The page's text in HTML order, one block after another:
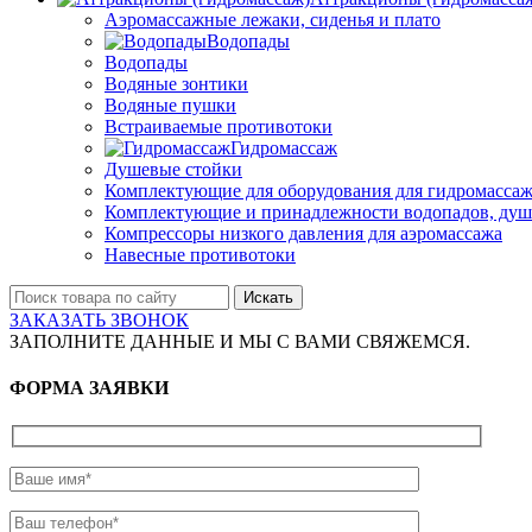
Аэромассажные лежаки, сиденья и плато
Водопады
Водопады
Водяные зонтики
Водяные пушки
Встраиваемые противотоки
Гидромассаж
Душевые стойки
Комплектующие для оборудования для
Комплектующие и принадлежности водопадов,
Компрессоры низкого давления для аэромассажа
Навесные противотоки
Искать
ЗАКАЗАТЬ ЗВОНОК
ЗАПОЛНИТЕ ДАННЫЕ И МЫ С ВАМИ СВЯЖЕМСЯ.
ФОРМА ЗАЯВКИ